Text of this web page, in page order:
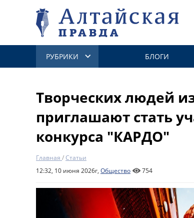
РУБРИКИ БЛОГИ
Творческих людей
приглашают стать
конкурса "КАРДО"
Главная /Статьи
12:32, 10 июня 2026г, Общество 754